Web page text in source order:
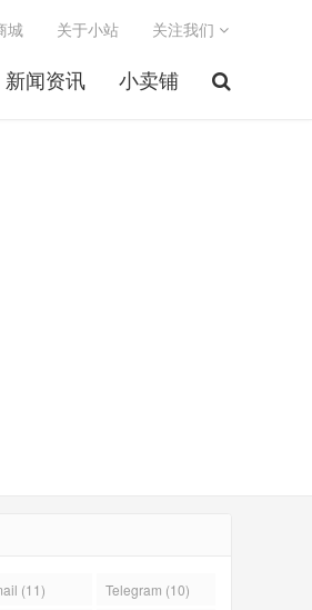
新闻资讯 小卖铺
城 关于小站 关注我们
(11)
Telegram (10)